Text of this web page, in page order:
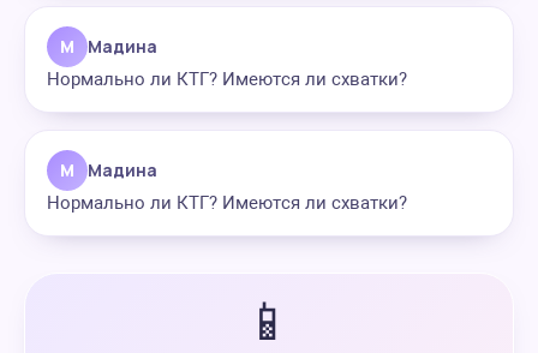
М Мадина
Нормально ли КТГ? Имеются ли схватки?
М Мадина
Нормально ли КТГ? Имеются ли схватки?
📱